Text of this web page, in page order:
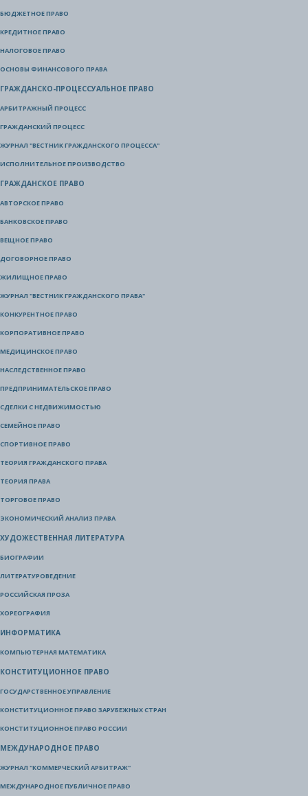
БЮДЖЕТНОЕ ПРАВО
КРЕДИТНОЕ ПРАВО
НАЛОГОВОЕ ПРАВО
ОСНОВЫ ФИНАНСОВОГО ПРАВА
ГРАЖДАНСКО-ПРОЦЕССУАЛЬНОЕ ПРАВО
АРБИТРАЖНЫЙ ПРОЦЕСС
ГРАЖДАНСКИЙ ПРОЦЕСС
ЖУРНАЛ "ВЕСТНИК ГРАЖДАНСКОГО ПРОЦЕССА"
ИСПОЛНИТЕЛЬНОЕ ПРОИЗВОДСТВО
ГРАЖДАНСКОЕ ПРАВО
АВТОРСКОЕ ПРАВО
БАНКОВСКОЕ ПРАВО
ВЕЩНОЕ ПРАВО
ДОГОВОРНОЕ ПРАВО
ЖИЛИЩНОЕ ПРАВО
ЖУРНАЛ "ВЕСТНИК ГРАЖДАНСКОГО ПРАВА"
КОНКУРЕНТНОЕ ПРАВО
КОРПОРАТИВНОЕ ПРАВО
МЕДИЦИНСКОЕ ПРАВО
НАСЛЕДСТВЕННОЕ ПРАВО
ПРЕДПРИНИМАТЕЛЬСКОЕ ПРАВО
СДЕЛКИ С НЕДВИЖИМОСТЬЮ
СЕМЕЙНОЕ ПРАВО
СПОРТИВНОЕ ПРАВО
ТЕОРИЯ ГРАЖДАНСКОГО ПРАВА
ТЕОРИЯ ПРАВА
ТОРГОВОЕ ПРАВО
ЭКОНОМИЧЕСКИЙ АНАЛИЗ ПРАВА
ХУДОЖЕСТВЕННАЯ ЛИТЕРАТУРА
БИОГРАФИИ
ЛИТЕРАТУРОВЕДЕНИЕ
РОССИЙСКАЯ ПРОЗА
ХОРЕОГРАФИЯ
ИНФОРМАТИКА
КОМПЬЮТЕРНАЯ МАТЕМАТИКА
КОНСТИТУЦИОННОЕ ПРАВО
ГОСУДАРСТВЕННОЕ УПРАВЛЕНИЕ
КОНСТИТУЦИОННОЕ ПРАВО ЗАРУБЕЖНЫХ СТРАН
КОНСТИТУЦИОННОЕ ПРАВО РОССИИ
МЕЖДУНАРОДНОЕ ПРАВО
ЖУРНАЛ "КОММЕРЧЕСКИЙ АРБИТРАЖ"
МЕЖДУНАРОДНОЕ ПУБЛИЧНОЕ ПРАВО